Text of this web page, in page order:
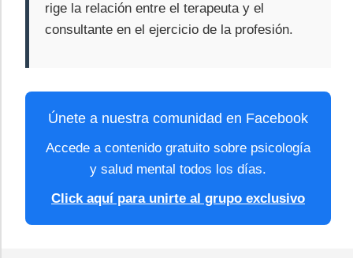
rige la relación entre el terapeuta y el
consultante en el ejercicio de la profesión.
Únete a nuestra comunidad en Facebook
Accede a contenido gratuito sobre psicología
y salud mental todos los días.
Click aquí para unirte al grupo exclusivo